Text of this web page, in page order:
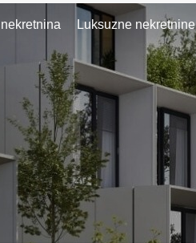
Luksuzne nekretnine